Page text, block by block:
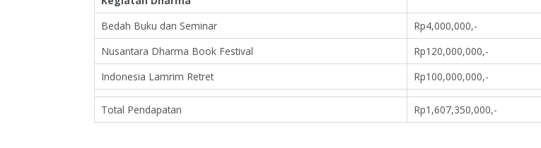
Bedah Buku dan Seminar
Rp4,000,000,-
Nusantara Dharma Book Festival
Rp120,000,000,-
Indonesia Lamrim Retret
Rp100,000,000,-
Total Pendapatan Rp1,607,350,000,-